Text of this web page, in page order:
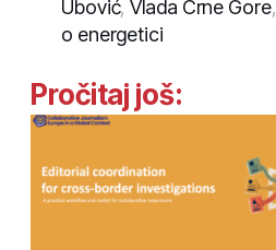
Ubović,Vlada Crne Gore,
o energetici
Pročitaj još: